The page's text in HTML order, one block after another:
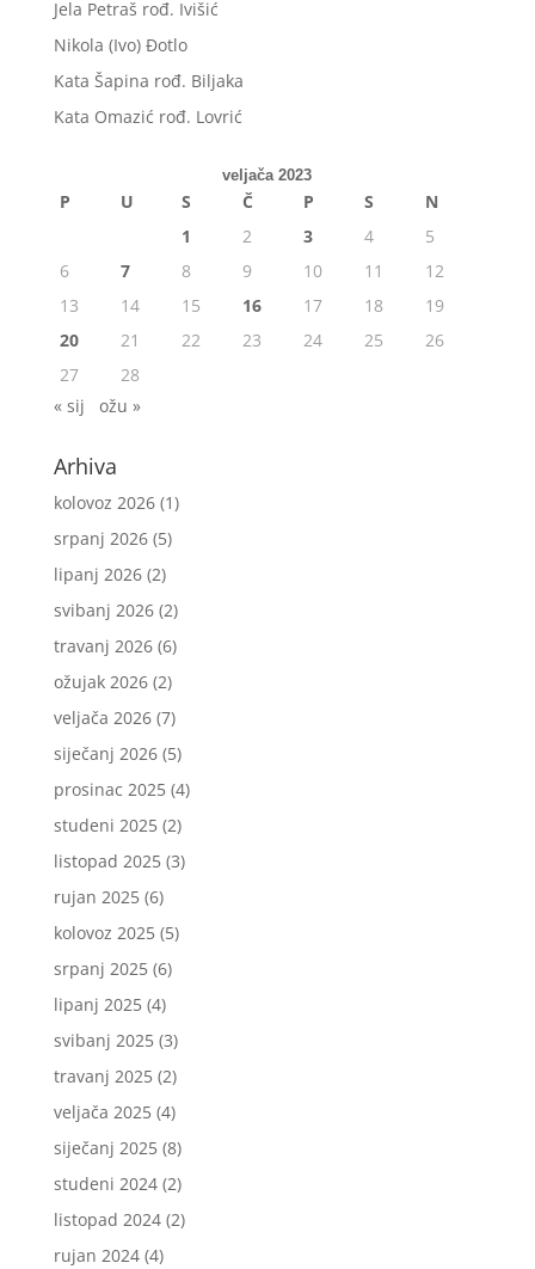
Jela Petraš rođ. Ivišić
Nikola (Ivo) Đotlo
Kata Šapina rođ. Biljaka
Kata Omazić rođ. Lovrić
veljača 2023
P U S Č P S
N
1
2 3 4
5
6
7 8 9 10 11
12
13
14 15 16 17 18
19
20
21 22 23 24 25
26
27
28
« sij
ožu »
Arhiva
kolovoz 2026(1)
srpanj 2026(5)
lipanj 2026(2)
svibanj 2026(2)
travanj 2026(6)
ožujak 2026(2)
veljača 2026(7)
siječanj 2026(5)
prosinac 2025(4)
studeni 2025(2)
listopad 2025(3)
rujan 2025(6)
kolovoz 2025(5)
srpanj 2025(6)
lipanj 2025(4)
svibanj 2025(3)
travanj 2025(2)
veljača 2025(4)
siječanj 2025(8)
studeni 2024(2)
listopad 2024(2)
rujan 2024(4)